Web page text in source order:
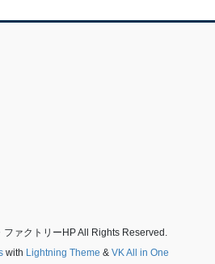
ァクトリーHP All Rights Reserved.
with Lightning Theme & VK All in One